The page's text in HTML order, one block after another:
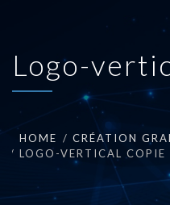
Logo-
HOME
CRÉATION
LOGO-VERTICAL COPIE